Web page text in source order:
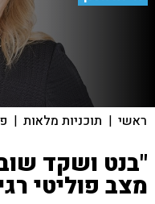
ראשי | תוכניות מלאות |
"בנט ושקד
מצב פוליטי